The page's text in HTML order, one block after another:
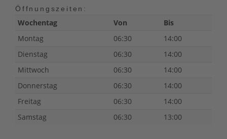
Öffnungszeiten:
Wochentag Von
Bis
Montag
06:30
14:00
Dienstag
06:30
14:00
Mittwoch
06:30
14:00
Donnerstag
06:30
14:00
Freitag
06:30
14:00
Samstag
06:30 13:00